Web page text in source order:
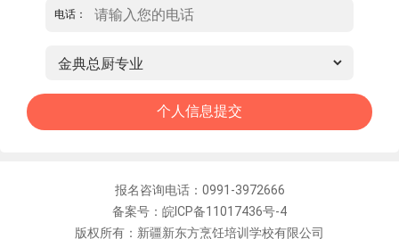
电话：
报名咨询电话：0991-3972666
备案号：皖ICP备11017436号-4
版权所有：新疆新东方烹饪培训学校有限公司